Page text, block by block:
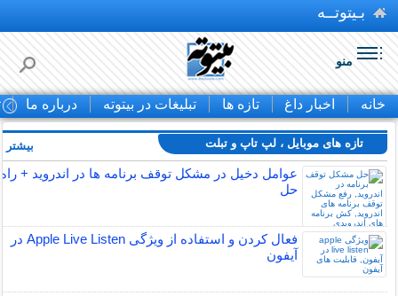
بـیتوتــه
منو
خانه اخبار داغ تازه ها تبلیغات در بیتوته درباره ما
تازه های موبایل ، لپ تاپ و تبلت
عوامل دخیل در مشکل توقف برنامه ها در اندروید + راه
حل
فعال کردن و استفاده از ویژگی Apple Live Listen در
آیفون
بیشتر